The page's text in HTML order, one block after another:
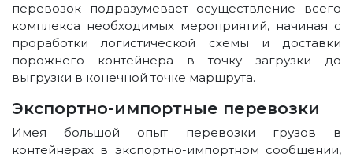
перевозок подразумевает осуществление всего
комплекса необходимых мероприятий, начиная с
проработки логистической схемы и доставки
порожнего контейнера в точку загрузки до
выгрузки в конечной точке маршрута.
Экспортно-импортные перевозки
Имея большой опыт перевозки грузов в
контейнерах в экспортно-импортном сообщении,